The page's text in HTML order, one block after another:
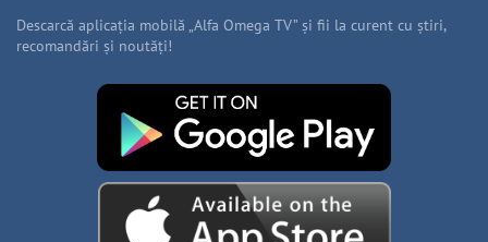
Descarcă aplicația mobilă „Alfa Omega TV” și fii la curent cu știri,
recomandări și noutăți!